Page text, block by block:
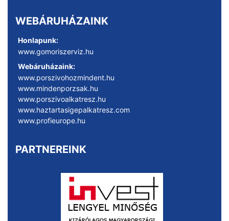
WEBÁRUHÁZAINK
Honlapunk:
www.gomoriszerviz.hu
Webáruházaink:
www.porszivohozmindent.hu
www.mindenporzsak.hu
www.porszivoalkatresz.hu
www.haztartasigepalkatresz.com
www.profieurope.hu
PARTNEREINK